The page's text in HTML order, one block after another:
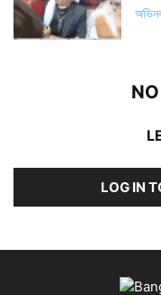
অভিনব
LOG IN